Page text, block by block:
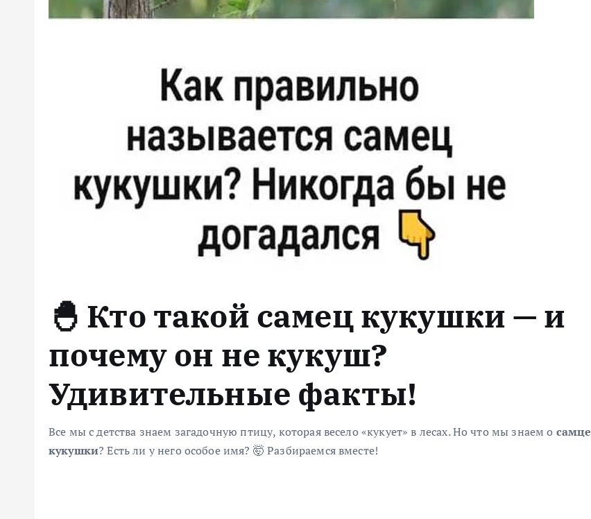
🐣 Кто такой самец кукушки — и
почему он не кукуш?
Удивительные факты!
Все мы с детства знаем загадочную птицу, которая весело «кукует» в лесах. Но что мы знаем о самце
кукушки? Есть ли у него особое имя? 🤯 Разбираемся вместе!